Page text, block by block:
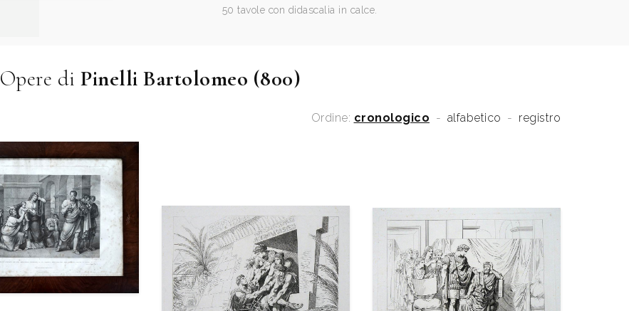
50 tavole con didascalia in calce.
Opere diPinelli Bartolomeo (800)
Ordine: cronologico - alfabetico - registro